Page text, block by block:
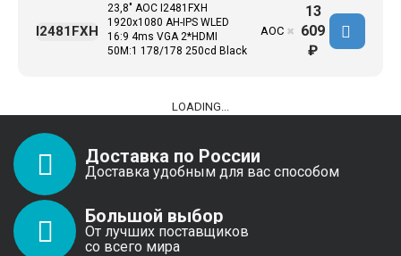
23,8" AOC I2481FXH
1920x1080 AH-IPS WLED
16:9 4ms VGA 2*HDMI
50M:1 178/178 250cd Black
AOC
I2481FXH ✖
13
609
₽
LOADING...
Доставка по России
Доставка удобным для вас способом
Большой выбор
От лучших поставщиков
со всего мира